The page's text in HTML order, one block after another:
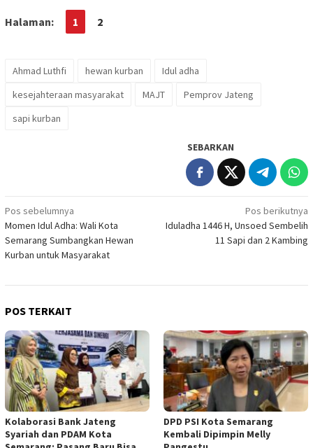
Halaman: 1 2
Ahmad Luthfi hewan kurban
Idul adha
kesejahteraan masyarakat
MAJT
Pemprov Jateng
sapi kurban
SEBARKAN
Navigasi
pos
Pos sebelumnya
Momen Idul Adha: Wali Kota
Semarang Sumbangkan Hewan
Kurban untuk Masyarakat
Pos berikutnya
Iduladha 1446 H, Unsoed Sembelih
11 Sapi dan 2 Kambing
POS TERKAIT
Kolaborasi Bank Jateng
Syariah dan PDAM Kota
DPD PSI Kota Semarang
Kembali Dipimpin Melly